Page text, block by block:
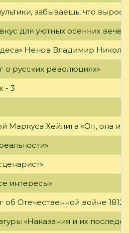
забываешь, что вырос»
для уютных осенних
Ненов Владимир
о русских революциях»
- 3
Маркуса Хейлига «Он, она и
интересы»
об Отечественной войне 1812
«Наказания и их